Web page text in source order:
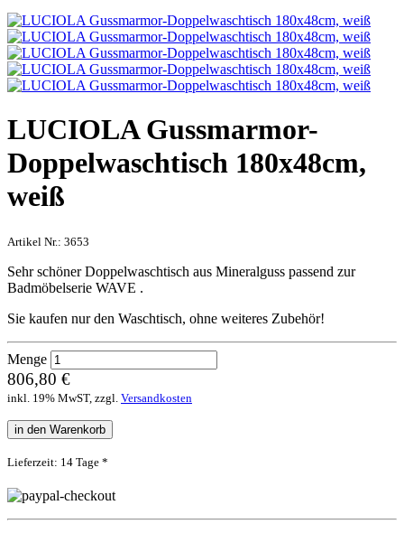
LUCIOLA Gussmarmor-
Doppelwaschtisch 180x48cm,
weiß
Artikel Nr.: 3653
Sehr schöner Doppelwaschtisch aus Mineralguss passend zur
Badmöbelserie WAVE .
Sie kaufen nur den Waschtisch, ohne weiteres Zubehör!
Menge
806,80 €
inkl. 19% MwST, zzgl. Versandkosten
in den Warenkorb
Lieferzeit: 14 Tage *